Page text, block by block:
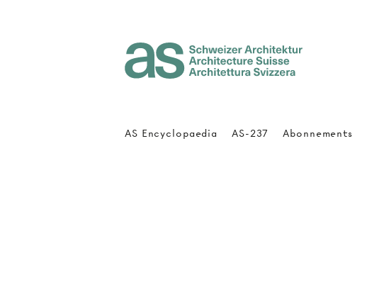
AS Encyclopaedia AS-237 Abonnements